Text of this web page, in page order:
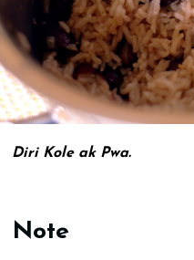
Diri Kole ak Pwa.
Note